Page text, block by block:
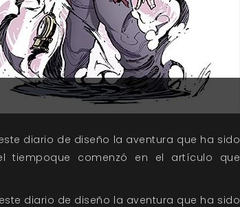
diario de diseño la aventura que ha sido
tiempoque comenzó en el artículo que
diario de diseño la aventura que ha sido